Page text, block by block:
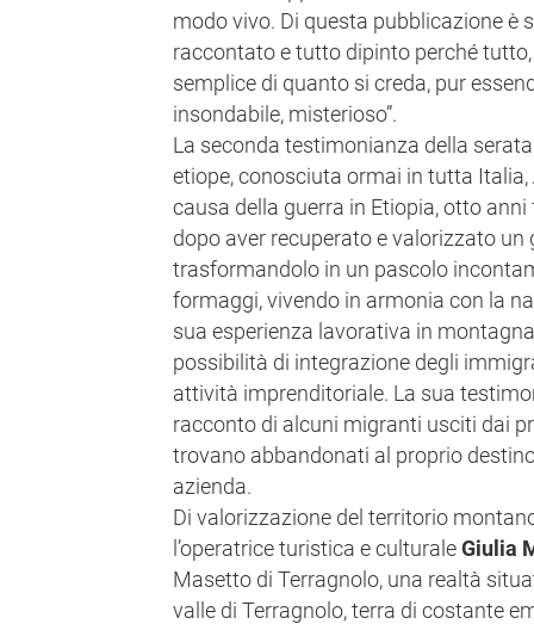
modo vivo. Di questa pubblicazione è
raccontato e tutto dipinto perché
semplice di quanto si creda, pur
insondabile, misterioso”.
La seconda testimonianza della
etiope, conosciuta ormai in tutta Italia,
causa della guerra in Etiopia, otto
dopo aver recuperato e valorizzato
trasformandolo in un pascolo
formaggi, vivendo in armonia con la
sua esperienza lavorativa in
possibilità di integrazione degli
attività imprenditoriale. La sua
racconto di alcuni migranti usciti dai
trovano abbandonati al proprio
azienda.
Di valorizzazione del territorio
l’operatrice turistica e culturaleGiulia
Masetto di Terragnolo, una realtà
valle di Terragnolo, terra di costante